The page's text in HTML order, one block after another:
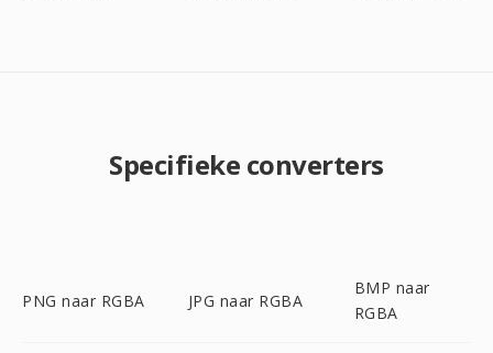
Specifieke converters
PNG naar RGBA JPG naar RGBA
BMP naar
RGBA